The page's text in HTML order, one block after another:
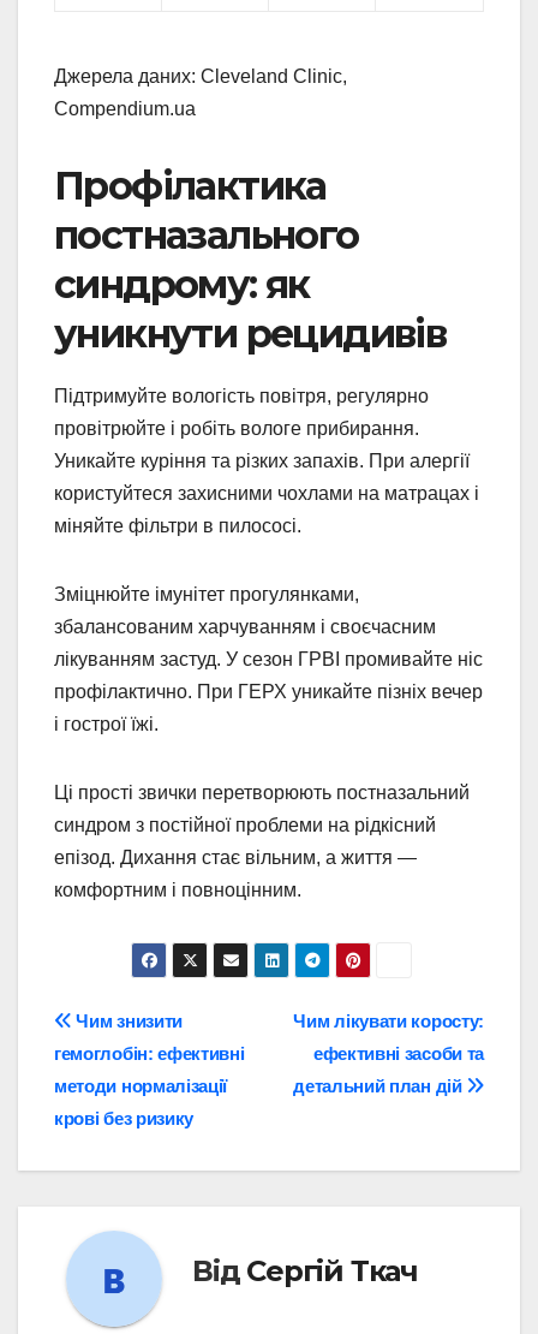
Джерела даних: Cleveland Clinic,
Compendium.ua
Профілактика
постназального
синдрому: як
уникнути рецидивів
Підтримуйте вологість повітря, регулярно
провітрюйте і робіть вологе прибирання.
Уникайте куріння та різких запахів. При алергії
користуйтеся захисними чохлами на матрацах і
міняйте фільтри в пилососі.
Зміцнюйте імунітет прогулянками,
збалансованим харчуванням і своєчасним
лікуванням застуд. У сезон ГРВІ промивайте ніс
профілактично. При ГЕРХ уникайте пізніх вечер
і гострої їжі.
Ці прості звички перетворюють постназальний
синдром з постійної проблеми на рідкісний
епізод. Дихання стає вільним, а життя —
комфортним і повноцінним.
Навігація
записів
Чим лікувати коросту:
ефективні засоби та
детальний план дій
Чим знизити
гемоглобін: ефективні
методи нормалізації
крові без ризику
Від Сергій Ткач